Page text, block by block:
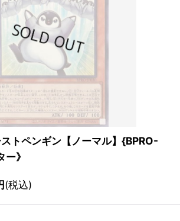
トペンギン【ノーマル】{BPRO-
》
(税込)